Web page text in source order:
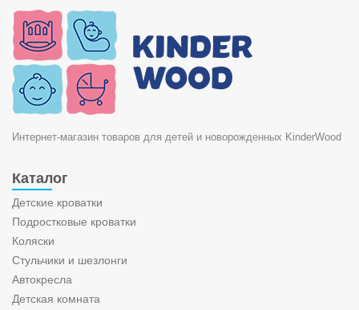
Интернет-магазин товаров для детей и новорожденных KinderWood
Каталог
Детские кроватки
Подростковые кроватки
Коляски
Стульчики и шезлонги
Автокресла
Детская комната